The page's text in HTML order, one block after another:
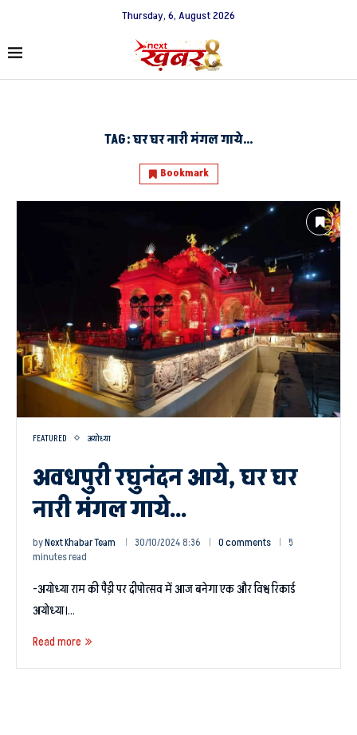
Thursday, 6, August 2026
TAG:घर घर नारी मंगल गाये…
Bookmark
FEATURED अयोध्या
अवधपुरी रघुनंदन आये, घर घर
नारी मंगल गाये…
byNext Khabar Team 30/10/2024 8:36 0 comments
5
minutes read
-अयोध्या राम की पैड़ी पर दीपोत्सव में आज बनेगा एक और विश्व रिकार्ड
अयोध्या।…
Read more